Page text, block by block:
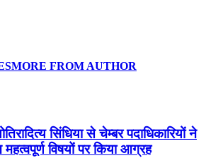
MORE FROM AUTHOR
सिंधिया से चेम्बर पदाधिकारियों ने
विषयों पर किया आग्रह